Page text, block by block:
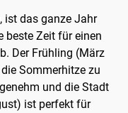
ist das ganze Jahr
beste Zeit für einen
Der Frühling (März
Sommerhitze zu
und die Stadt
ist perfekt für